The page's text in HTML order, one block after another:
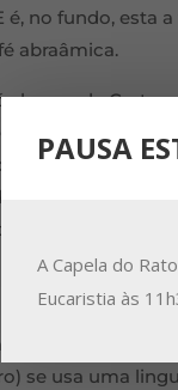
é, no fundo, esta
abraâmica.
lemos da Carta
sacrificial
poupou o seu
lado. Mas como
pode não
Deus não
nos Evangelhos
se usa uma
PAUSA
A Capela do
Eucaristia às